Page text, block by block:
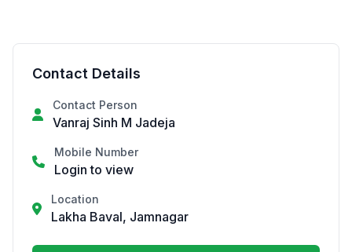
Contact Details
Contact Person
Vanraj Sinh M Jadeja
Mobile Number
Login to view
Location
Lakha Baval, Jamnagar